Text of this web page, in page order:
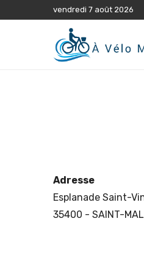
vendredi 7 août 2026
Adresse
Esplanade Saint-
35400 - SAINT-